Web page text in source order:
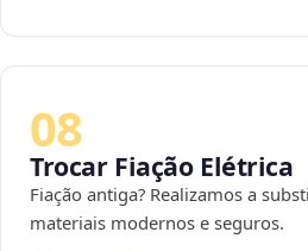
08
Trocar Fiação Elétrica
Fiação antiga? Realizamos a
materiais modernos e seguros.